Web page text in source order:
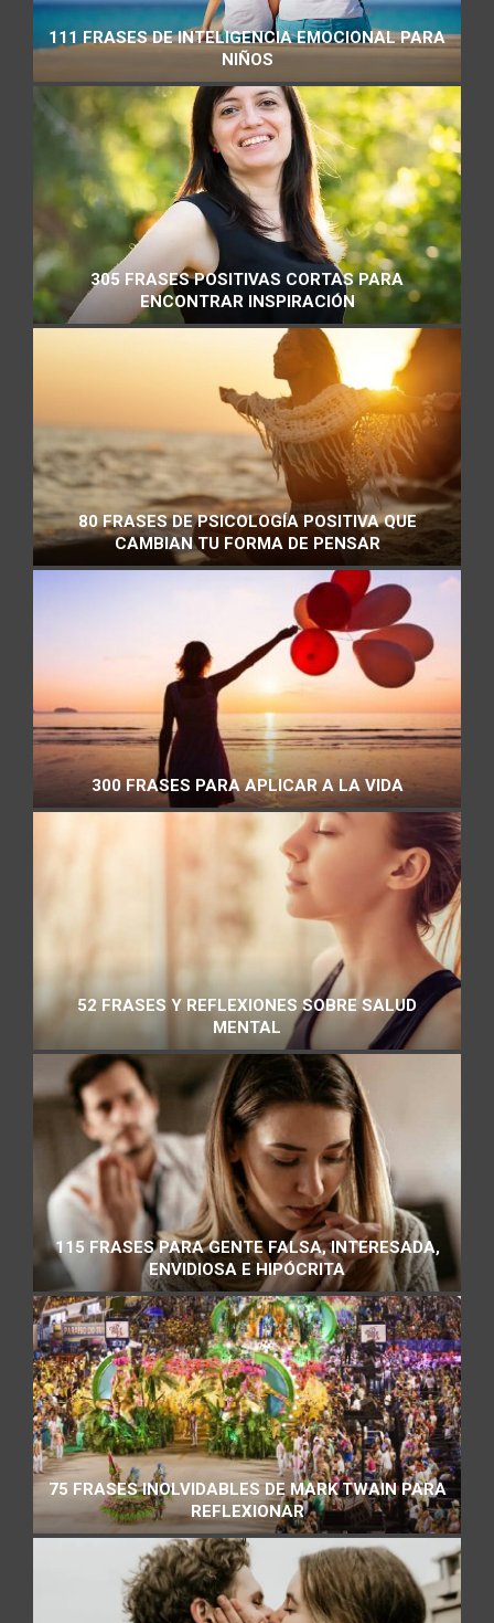
111 FRASES DE INTELIGENCIA EMOCIONAL PARA
NIÑOS
305 FRASES POSITIVAS CORTAS PARA
ENCONTRAR INSPIRACIÓN
80 FRASES DE PSICOLOGÍA POSITIVA QUE
CAMBIAN TU FORMA DE PENSAR
300 FRASES PARA APLICAR A LA VIDA
52 FRASES Y REFLEXIONES SOBRE SALUD
MENTAL
115 FRASES PARA GENTE FALSA, INTERESADA,
ENVIDIOSA E HIPÓCRITA
75 FRASES INOLVIDABLES DE MARK TWAIN PARA
REFLEXIONAR